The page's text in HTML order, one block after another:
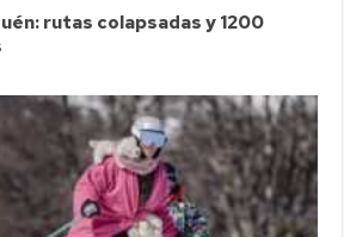
rutas colapsadas y 1200